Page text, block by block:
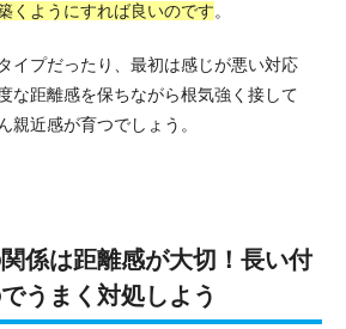
くようにすれば良いのです。
イプだったり、最初は感じが悪い対応
な距離感を保ちながら根気強く接して
親近感が育つでしょう。
係は距離感が大切！長い付
うまく対処しよう